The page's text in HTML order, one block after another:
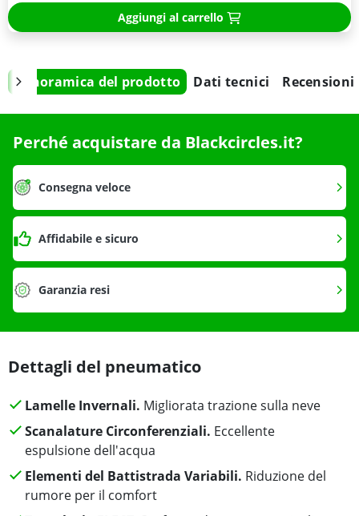
Aggiungi al carrello
Panoramica del prodotto Dati tecnici Recensioni
Perché acquistare da Blackcircles.it?
Consegna veloce
Affidabile e sicuro
Garanzia resi
Dettagli del pneumatico
Lamelle Invernali. Migliorata trazione sulla neve
Scanalature Circonferenziali. Eccellente
espulsione dell'acqua
Elementi del Battistrada Variabili. Riduzione del
rumore per il comfort